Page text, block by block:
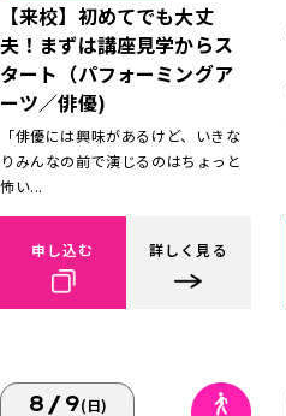
【来校】初めてでも大丈
夫！まずは講座見学からス
タート（パフォーミングア
ーツ／俳優)
「俳優には興味があるけど、いきな
りみんなの前で演じるのはちょっと
怖い...
申し込む 詳しく見る
8/9(日)